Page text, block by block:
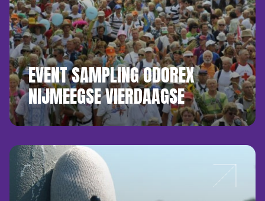
EVENT SAMPLING ODOREX
NIJMEEGSE VIERDAAGSE